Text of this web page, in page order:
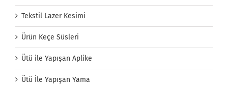
Tekstil Lazer Kesimi
Ürün Keçe Süsleri
Ütü ile Yapışan Aplike
Ütü İle Yapışan Yama